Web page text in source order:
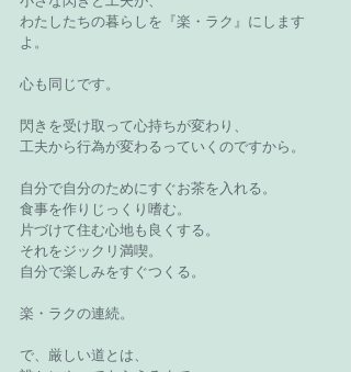
わたしたちの暮らしを『楽・ラク』にします
よ。
心も同じです。
閃きを受け取って心持ちが変わり、
工夫から行為が変わるっていくのですから。
自分で自分のためにすぐお茶を入れる。
食事を作りじっくり嗜む。
片づけて住む心地も良くする。
それをジックリ満喫。
自分で楽しみをすぐつくる。
楽・ラクの連続。
で、厳しい道とは、